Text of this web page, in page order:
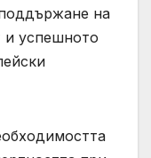
на
и успешното